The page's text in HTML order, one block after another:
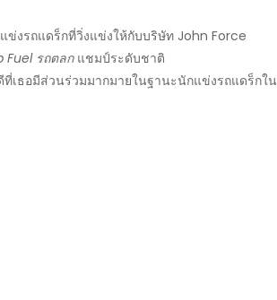
ข่งรถแดร็กที่วิ่งแข่งให้กับบริษัท John Force
Fuel รถตลกแชมป์ระดับชาติ
เธอมีส่วนร่วมมากมายในฐานะนักแข่งรถแดร็กใน